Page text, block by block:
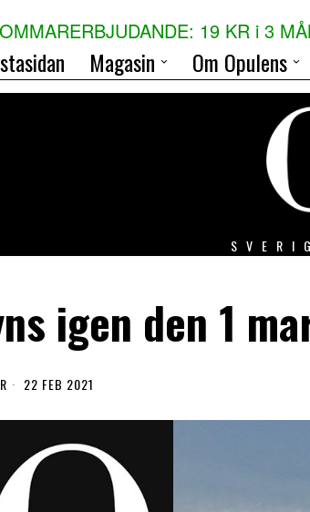
19 KR i 3
Magasin Om Opulens
igen den 1
22 FEB 2021